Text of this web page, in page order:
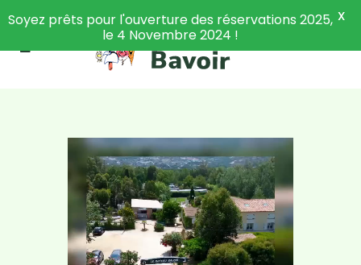
Soyez prêts pour l'ouverture des réservations 2025,
le 4 Novembre 2024 !
X